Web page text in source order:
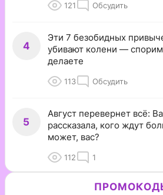
121 Обсудить
4
Эти 7 безобидных
убивают колени —
делаете
113 Обсудить
5
Август перевернет всё:
рассказала, кого ждут
может, вас?
112 1